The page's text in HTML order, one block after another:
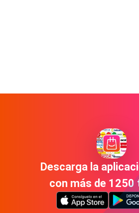
Descarga la
con más de 1250